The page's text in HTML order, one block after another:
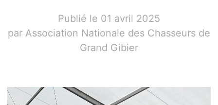
Publié le 01 avril 2025
par Association Nationale des Chasseurs de
Grand Gibier